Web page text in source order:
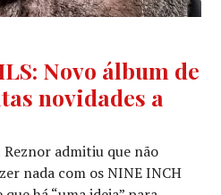
Novo álbum de
novidades a
admitiu que não
nada com os NINE INCH